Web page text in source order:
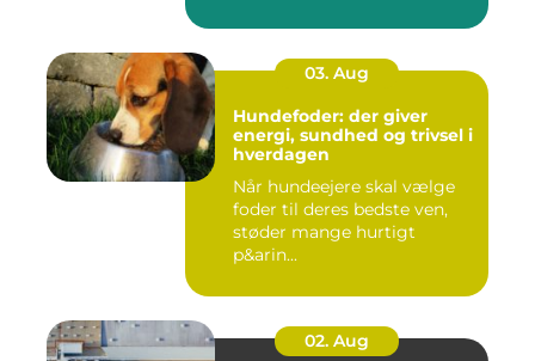
03. Aug
Hundefoder: der giver
energi, sundhed og trivsel i
hverdagen
Når hundeejere skal vælge
foder til deres bedste ven,
støder mange hurtigt
p&arin...
02. Aug